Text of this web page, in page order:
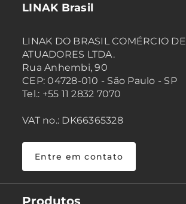
LINAK Brasil
LINAK DO BRASIL COMÉRCIO DE
ATUADORES LTDA.
Rua Anhembi, 90
CEP: 04728-010 - São Paulo - SP
Tel.: +55 11 2832 7070
VAT no.: DK66365328
Entre em contato
Produtos